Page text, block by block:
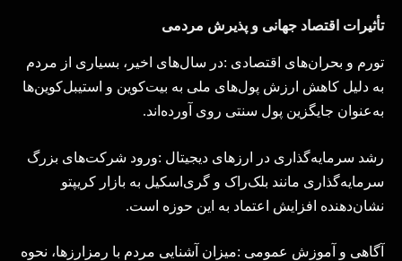
تأثیرات اقتصاد جهانی و پذیرش مردمی
تورم و بحران‌های اقتصادی :در سال‌های اخیر، بسیاری از مردم
به دلیل کاهش ارزش پول‌های ملی به بیت‌کوین و استیبل‌کوین‌ها
به‌عنوان جایگزین پول سنتی روی آورده‌اند.
رشد سرمایه‌گذاری در ارزهای دیجیتال :ورود شرکت‌های بزرگ
سرمایه‌گذاری مانند بلک‌راک و گری‌اسکیل به بازار کریپتو
نشان‌دهنده افزایش اعتماد به این حوزه است.
آگاهی و آموزش عمومی :میزان آشنایی مردم با رمزارزها، نحوه